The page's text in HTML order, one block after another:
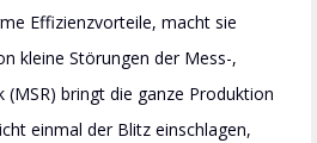
Effizienzvorteile, macht sie
kleine Störungen der Mess-,
(MSR) bringt die ganze Produktion
einmal der Blitz einschlagen,